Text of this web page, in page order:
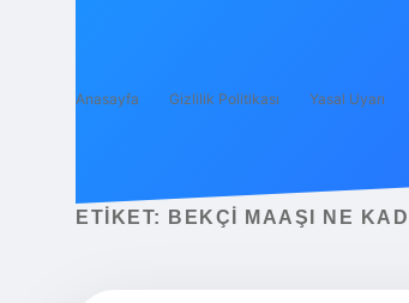
Anasayfa Gizlilik Politikası Yasal Uyarı
ETIKET: BEKÇI MAAŞI NE